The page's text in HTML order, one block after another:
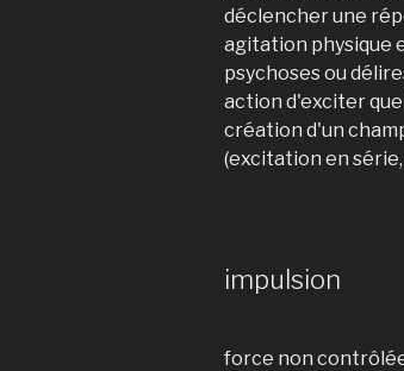
déclencher une
agitation physique
psychoses ou
action d'exciter
création d'un
(excitation en
impulsion
force non